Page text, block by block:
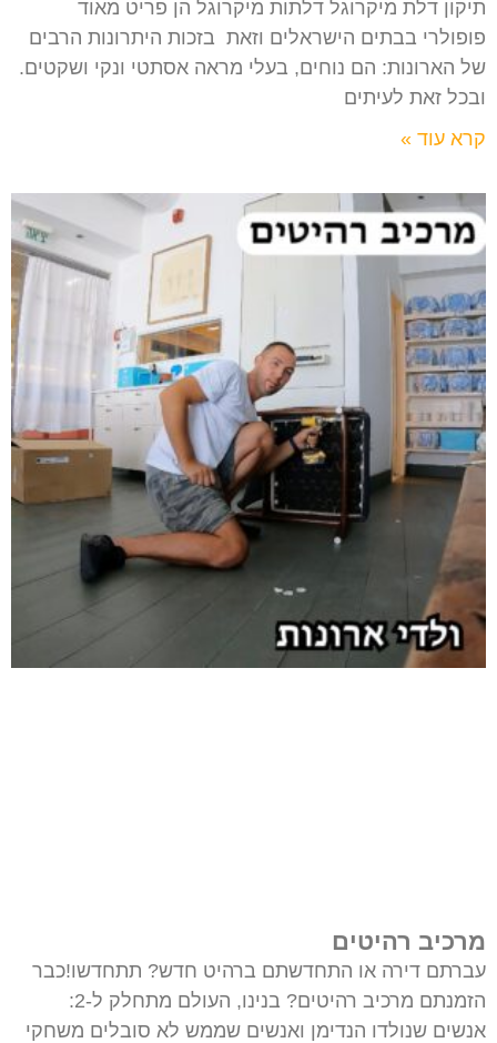
תיקון דלת מיקרוגל דלתות מיקרוגל הן פריט מאוד
פופולרי בבתים הישראלים וזאת בזכות היתרונות הרבים
של הארונות: הם נוחים, בעלי מראה אסתטי ונקי ושקטים.
ובכל זאת לעיתים
קרא עוד »
מרכיב רהיטים
עברתם דירה או התחדשתם ברהיט חדש? תתחדשו!כבר
הזמנתם מרכיב רהיטים? בנינו, העולם מתחלק ל-2:
אנשים שנולדו הנדימן ואנשים שממש לא סובלים משחקי